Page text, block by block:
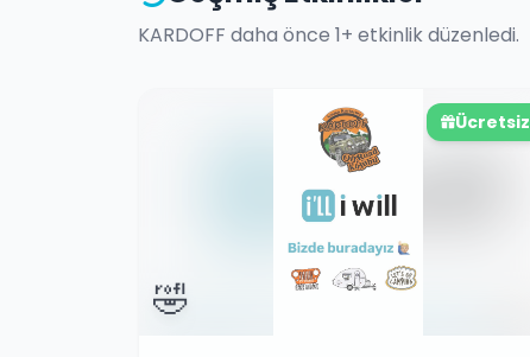
KARDOFF daha önce 1+ etkinlik düzenledi.
Ücretsiz
🤣